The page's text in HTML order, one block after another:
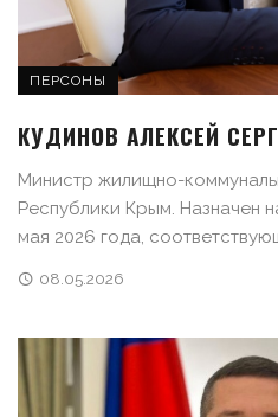
ПЕРСОНЫ
КУДИНОВ АЛЕКСЕЙ
Министр жилищно-
Республики Крым. Назначен
мая 2026 года,
08.05.2026